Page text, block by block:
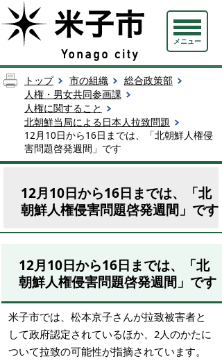
メニュー
トップ 市の組織
総合政策部
人権・男女共同参画課
人権に関すること
北朝鮮当局による日本人拉致問題
12月10日から16日までは、「北朝鮮人権侵
害問題啓発週間」です
12月10日から16日までは、「北
朝鮮人権侵害問題啓発週間」です
12月10日から16日までは、「北
朝鮮人権侵害問題啓発週間」です
米子市では、松本京子さんが拉致被害者と
して政府認定されているほか、2人のかたに
ついて拉致の可能性が指摘されています。